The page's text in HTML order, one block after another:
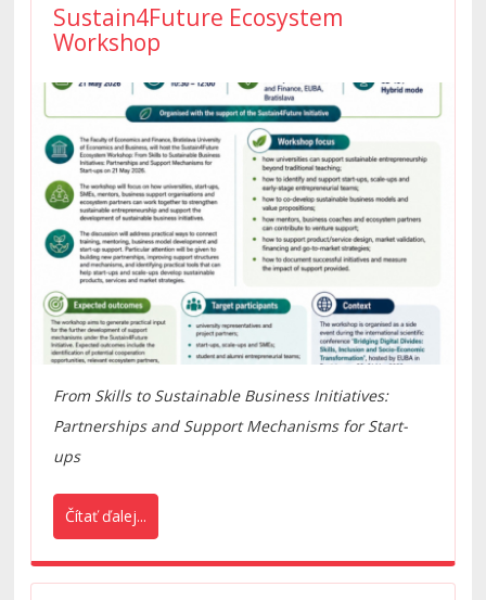
Sustain4Future Ecosystem
Workshop
From Skills to Sustainable Business Initiatives:
Partnerships and Support Mechanisms for Start-
ups
Čítať ďalej...